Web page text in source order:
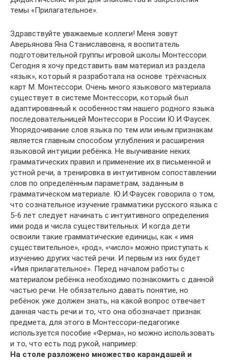
темы «Прилагательное».
Здравствуйте уважаемые коллеги! Меня зовут
Аверьянова Яна Станиславовна, я воспитатель
подготовительной группы игровой школы Монтессори.
Сегодня я хочу представить вам материал из раздела
«язык», который я разработала на основе трёхчасных
карт М. Монтессори. Очень много языкового материала
существует в системе Монтессори, который был
адаптированный к особенностям нашего родного языка
последовательницей Монтессори в России Ю.И.Фаусек.
Упорядочивание слов языка по тем или иным признакам
является главным способом углубления и расширения
языковой интуиции ребёнка. Не выучивание неких
грамматических правил и применение их в письменной и
устной речи, а тренировка в интуитивном сопоставлении
слов по определённым параметрам, заданным в
грамматическом материале. Ю.И.Фаусек говорила о том,
что сознательное изучение грамматики русского языка с
5-6 лет следует начинать с интуитивного определения
ими рода и числа существительных. И когда дети
освоили такие грамматические единицы, как « имя
существительное», «род», «число» можно приступать к
изучению других частей речи. И первым из них будет
«Имя прилагательное». Перед началом работы с
материалом ребёнка необходимо познакомить с данной
частью речи. Не обязательно давать понятие, но
ребёнок уже должен знать, на какой вопрос отвечает
данная часть речи и то, что она обозначает признак
предмета, для этого в Монтессори-педагогике
используется пособие «Ферма», но можно использовать
и то, что есть под рукой, например:
На столе разложено множество карандашей и